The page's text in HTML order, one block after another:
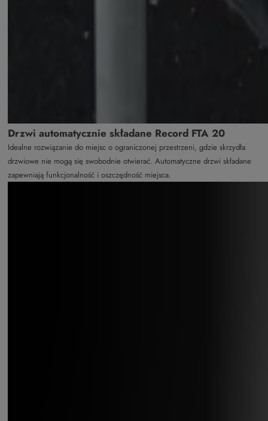
Drzwi automatycznie składane Record FTA 20
Idealne rozwiązanie do miejsc o ograniczonej przestrzeni, gdzie skrzydła
drzwiowe nie mogą się swobodnie otwierać. Automatyczne drzwi składane
zapewniają funkcjonalność i oszczędność miejsca.